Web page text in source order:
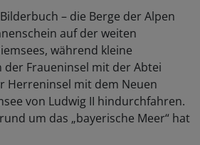
– die Berge der Alpen
auf der weiten
während kleine
der Fraueninsel mit der Abtei
Herreninsel mit dem Neuen
von Ludwig II hindurchfahren.
um das „bayerische Meer“ hat